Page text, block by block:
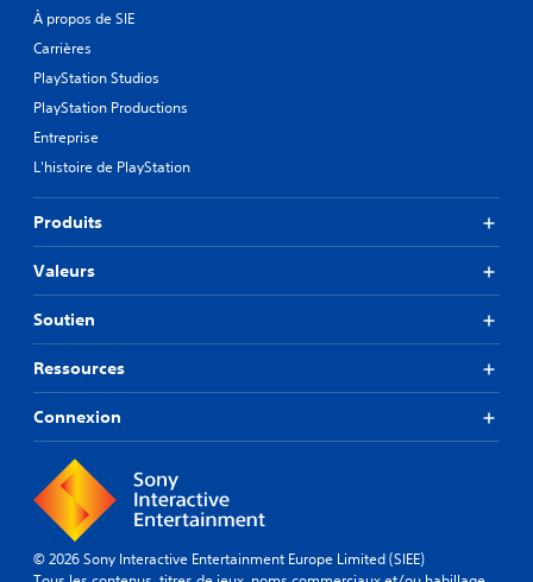
À propos de SIE
Carrières
PlayStation Studios
PlayStation Productions
Entreprise
L'histoire de PlayStation
Produits
Valeurs
Soutien
Ressources
Connexion
© 2026 Sony Interactive Entertainment Europe Limited (SIEE)